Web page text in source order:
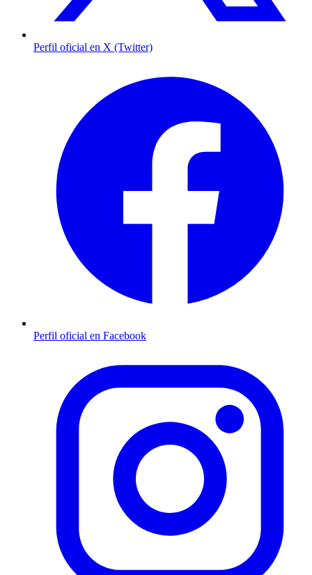
Perfil oficial en X (Twitter)
Perfil oficial en Facebook